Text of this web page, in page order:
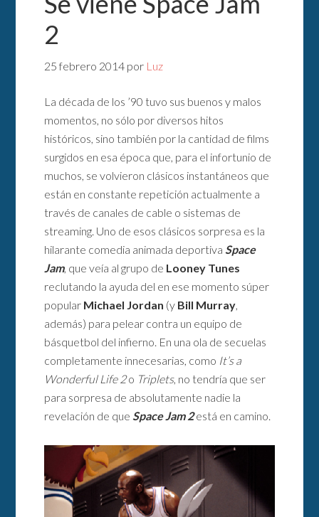
2
25 febrero 2014 por Luz
La década de los ’90 tuvo sus buenos y malos
momentos, no sólo por diversos hitos
históricos, sino también por la cantidad de films
surgidos en esa época que, para el infortunio de
muchos, se volvieron clásicos instantáneos que
están en constante repetición actualmente a
través de canales de cable o sistemas de
streaming. Uno de esos clásicos sorpresa es la
hilarante comedia animada deportivaSpace
Jam, que veía al grupo de Looney Tunes
reclutando la ayuda del en ese momento súper
popular Michael Jordan (y Bill Murray,
además) para pelear contra un equipo de
básquetbol del infierno. En una ola de secuelas
completamente innecesarias, como It’s a
Wonderful Life 2o Triplets, no tendría que ser
para sorpresa de absolutamente nadie la
revelación de queSpace Jam 2está en camino.